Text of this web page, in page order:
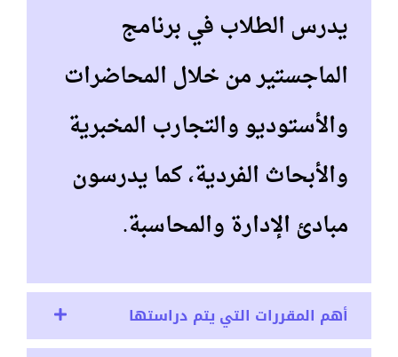
يدرس الطلاب في برنامج
الماجستير من خلال المحاضرات
والأستوديو والتجارب المخبرية
والأبحاث الفردية، كما يدرسون
مبادئ الإدارة والمحاسبة.
أهم المقررات التي يتم دراستها